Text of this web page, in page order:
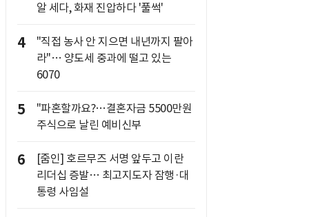
알 세다, 화재 진압하다 '풀썩'
4
"직접 농사 안 지으면 내년까지 팔아
라"… 양도세 중과에 떨고 있는
6070
5
"파혼할까요?…결혼자금 5500만원
주식으로 날린 예비신부
6
[줌인] 호르무즈 서명 앞두고 이란
리더십 증발… 최고지도자 잠행·대
통령 사임설